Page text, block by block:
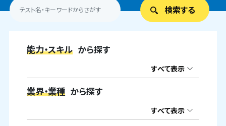
能力・スキル から探す
すべて表示
業界・業種 から探す
すべて表示